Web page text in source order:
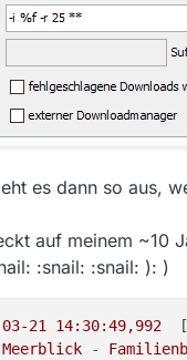
<Restart>false</
<Downloadmanager
es dann so aus,
auf meinem ~10
:snail: :snail: ): )
03-21 14:30:49,992
  [
Meerblick -